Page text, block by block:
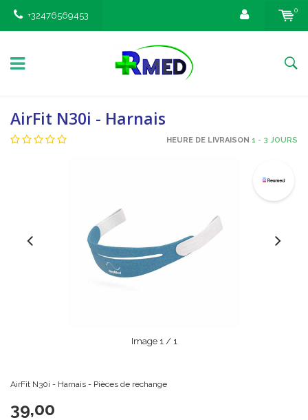
+32476569453
0
AirFit N30i - Harnais
HEURE DE LIVRAISON 1 - 3 JOURS
Image 1/ 1
AirFit N30i - Harnais - Pièces de rechange
39,00